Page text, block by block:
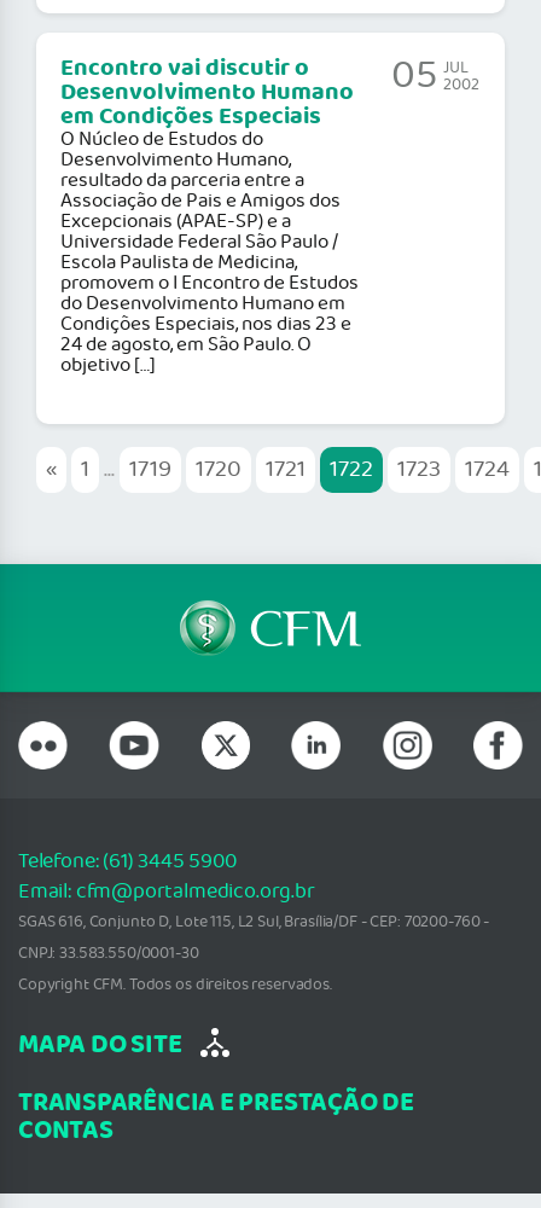
Encontro vai discutir o
Desenvolvimento Humano
em Condições Especiais
O Núcleo de Estudos do
Desenvolvimento Humano,
resultado da parceria entre a
Associação de Pais e Amigos dos
Excepcionais (APAE-SP) e a
Universidade Federal São Paulo /
Escola Paulista de Medicina,
promovem o I Encontro de Estudos
do Desenvolvimento Humano em
Condições Especiais, nos dias 23 e
24 de agosto, em São Paulo. O
objetivo […]
05 JUL
2002
« 1 ... 1719 1720 1721 1722 1723 1724
Telefone: (61) 3445 5900
Email: cfm@portalmedico.org.br
SGAS 616, Conjunto D, Lote 115, L2 Sul, Brasília/DF - CEP: 70200-760 -
CNPJ: 33.583.550/0001-30
Copyright CFM. Todos os direitos reservados.
MAPA DO SITE
TRANSPARÊNCIA E PRESTAÇÃO DE
CONTAS